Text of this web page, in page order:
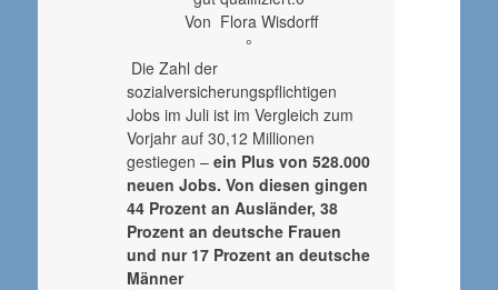
Von Flora Wisdorff
°
Die Zahl der
sozialversicherungspflichtigen
Jobs im Juli ist im Vergleich zum
Vorjahr auf 30,12 Millionen
gestiegen – ein Plus von 528.000
neuen Jobs. Von diesen gingen
44 Prozent an Ausländer, 38
Prozent an deutsche Frauen
und nur 17 Prozent an deutsche
Männer